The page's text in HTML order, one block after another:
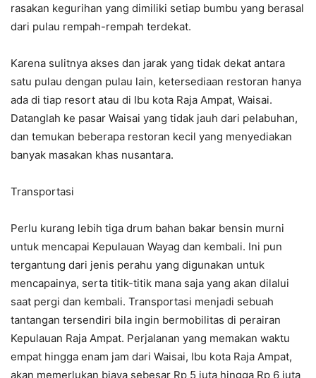
rasakan kegurihan yang dimiliki setiap bumbu yang berasal
dari pulau rempah-rempah terdekat.
Karena sulitnya akses dan jarak yang tidak dekat antara
satu pulau dengan pulau lain, ketersediaan restoran hanya
ada di tiap resort atau di Ibu kota Raja Ampat, Waisai.
Datanglah ke pasar Waisai yang tidak jauh dari pelabuhan,
dan temukan beberapa restoran kecil yang menyediakan
banyak masakan khas nusantara.
Transportasi
Perlu kurang lebih tiga drum bahan bakar bensin murni
untuk mencapai Kepulauan Wayag dan kembali. Ini pun
tergantung dari jenis perahu yang digunakan untuk
mencapainya, serta titik-titik mana saja yang akan dilalui
saat pergi dan kembali. Transportasi menjadi sebuah
tantangan tersendiri bila ingin bermobilitas di perairan
Kepulauan Raja Ampat. Perjalanan yang memakan waktu
empat hingga enam jam dari Waisai, Ibu kota Raja Ampat,
akan memerlukan biaya sebesar Rp 5 juta hingga Rp 6 juta